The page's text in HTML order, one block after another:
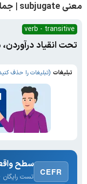
معنی subjugate | جمله با subjugate
verb - transitive
تحت انقیاد
تبلیغات (تبلیغات را حذف
CEFR
سطح
تست رایگان · ۳۰ سوال · نتیجه